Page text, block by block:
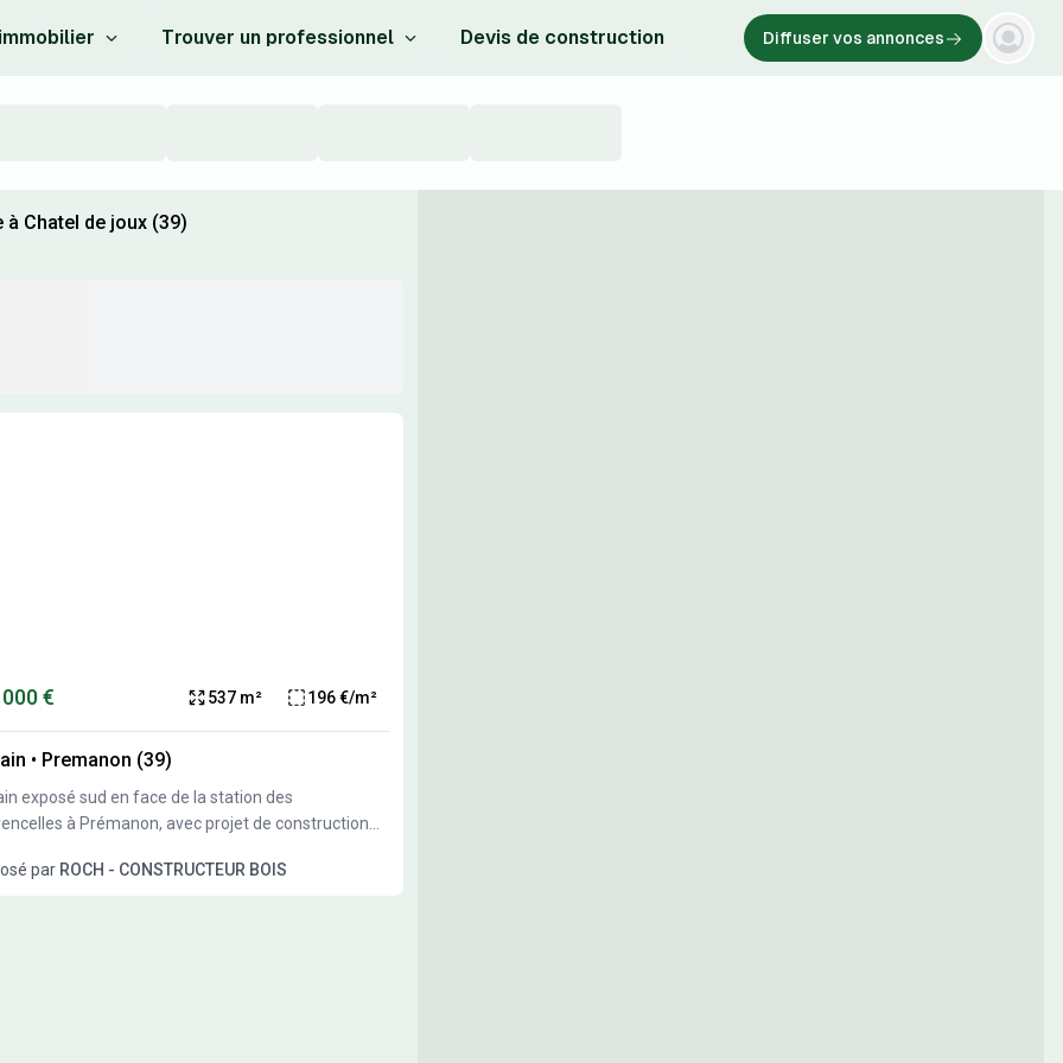
Trouver un professionnel Devis de construction Diffuser vos annonces
Chatel de joux (39)
€ 537 m² 196 €/m²
• Premanon (39)
exposé sud en face de la station des
à Prémanon, avec projet de construction
par ROCH - CONSTRUCTEUR BOIS